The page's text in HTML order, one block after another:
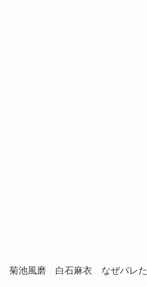
菊池風磨 白石麻衣 なぜバレた